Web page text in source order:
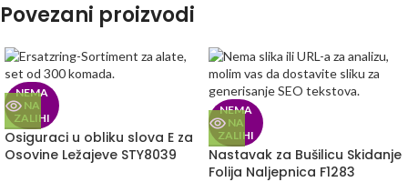
Povezani proizvodi
NEMA
NA
ZALIHI
Osiguraci u obliku slova E za
Osovine Ležajeve STY8039
NEMA
NA
ZALIHI
Nastavak za Bušilicu Skidanje
Folija Naljepnica F1283